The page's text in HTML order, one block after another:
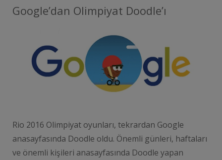
Google’dan Olimpiyat Doodle’ı
Rio 2016 Olimpiyat oyunları, tekrardan Google
anasayfasında Doodle oldu. Önemli günleri, haftaları
ve önemli kişileri anasayfasında Doodle yapan